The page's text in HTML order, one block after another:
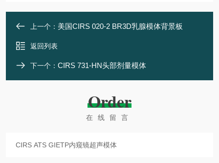
上一个： 美国CIRS 020-2 BR3D乳腺模体背景板
返回列表
下一个： CIRS 731-HN头部剂量模体
Order
在线留言